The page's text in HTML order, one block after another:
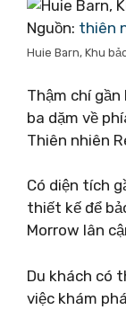
Nguồn: thiên
Huie Barn, Khu
Thậm chí
ba dặm về
Thiên nhiên
Có diện tích
thiết kế để
Morrow lân
Du khách có
việc khám